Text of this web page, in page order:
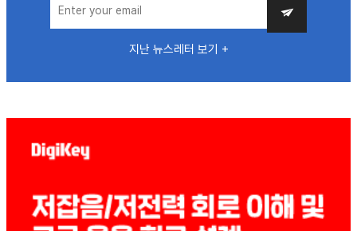
지난 뉴스레터 보기 +